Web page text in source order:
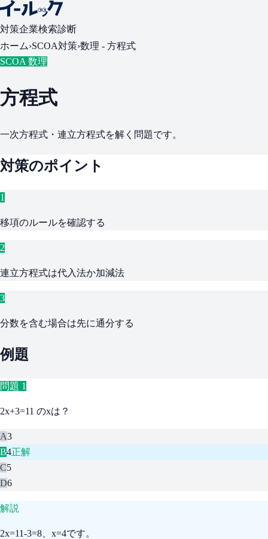
対策企業検索診断
ホーム›SCOA対策›数理 - 方程式
SCOA 数理
方程式
一次方程式・連立方程式を解く問題です。
対策のポイント
1
移項のルールを確認する
2
連立方程式は代入法か加減法
3
分数を含む場合は先に通分する
例題
問題 1
2x+3=11 のxは？
A3
B4正解
C5
D6
解説
2x=11-3=8、x=4です。